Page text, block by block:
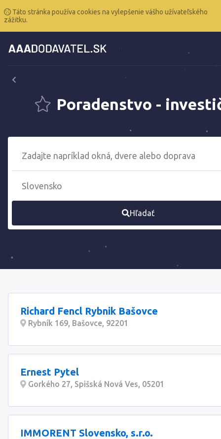
Táto stránka používa cookies na vylepšenie vášho užívateľského
zážitku.
Poradenstvo -
Hľadať
Richard Fencl Rybnik Bašovce
Rybník 169, Bašovce, 92201
Ernest Pytel
Gorkého 27, Spišská Nová Ves, 05201
IMMORENT Slovensko, s.r.o.